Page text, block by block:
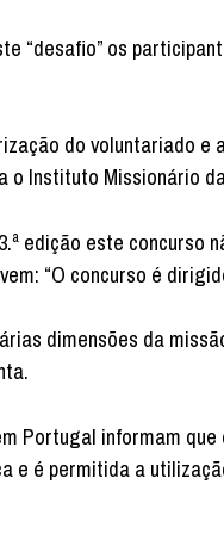
“desafio” os
do voluntariado
o Instituto Missionário
edição este concurso
“O concurso é
dimensões da
Portugal informam
é permitida a